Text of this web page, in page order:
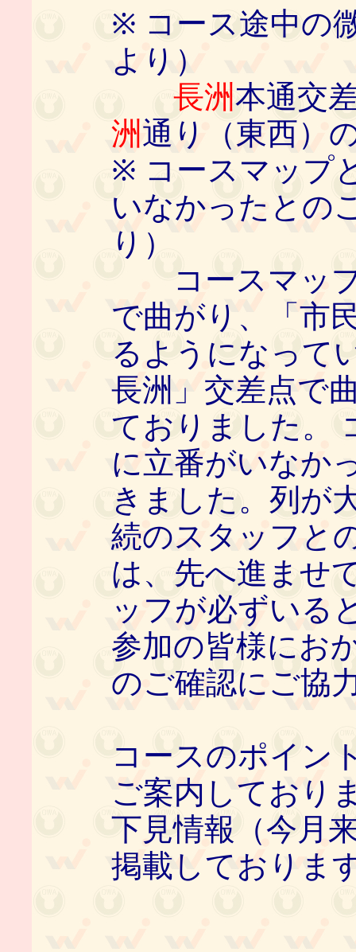
※ コース途中の
より）
長洲本通交
洲通り（東西）
※ コースマップ
いなかったとの
り）
コースマップ
で曲がり、「市
るようになって
長洲」交差点で
ておりました。
に立番がいなか
きました。列が
続のスタッフと
は、先へ進ませ
ッフが必ずいる
参加の皆様にお
のご確認にご協
コースのポイン
ご案内しており
下見情報（今月
掲載しておりま